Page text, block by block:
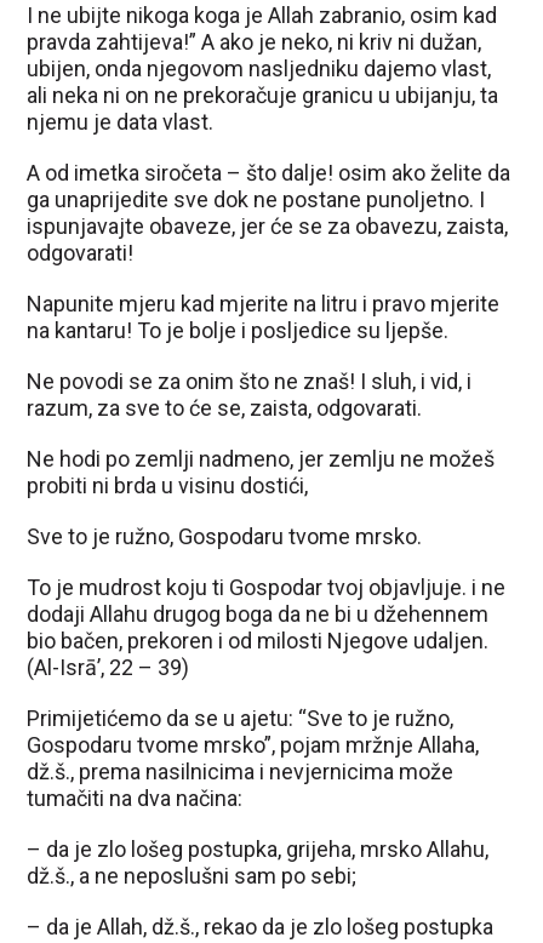
I ne ubijte nikoga koga je Allah zabranio, osim kad
pravda zahtijeva!” A ako je neko, ni kriv ni dužan,
ubijen, onda njegovom nasljedniku dajemo vlast,
ali neka ni on ne prekoračuje granicu u ubijanju, ta
njemu je data vlast.
A od imetka siročeta – što dalje! osim ako želite da
ga unaprijedite sve dok ne postane punoljetno. I
ispunjavajte obaveze, jer će se za obavezu, zaista,
odgovarati!
Napunite mjeru kad mjerite na litru i pravo mjerite
na kantaru! To je bolje i posljedice su ljepše.
Ne povodi se za onim što ne znaš! I sluh, i vid, i
razum, za sve to će se, zaista, odgovarati.
Ne hodi po zemlji nadmeno, jer zemlju ne možeš
probiti ni brda u visinu dostići,
Sve to je ružno, Gospodaru tvome mrsko.
To je mudrost koju ti Gospodar tvoj objavljuje. i ne
dodaji Allahu drugog boga da ne bi u džehennem
bio bačen, prekoren i od milosti Njegove udaljen.
(Al-Isrā’, 22 – 39)
Primijetićemo da se u ajetu: “Sve to je ružno,
Gospodaru tvome mrsko”, pojam mržnje Allaha,
dž.š., prema nasilnicima i nevjernicima može
tumačiti na dva načina:
– da je zlo lošeg postupka, grijeha, mrsko Allahu,
dž.š., a ne neposlušni sam po sebi;
– da je Allah, dž.š., rekao da je zlo lošeg postupka